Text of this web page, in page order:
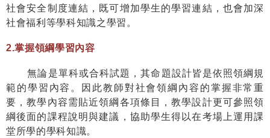
社會安全制度連結，既可增加學生的學習連結，也會加深
社會福利等學科知識之學習。
2.掌握領綱學習內容
無論是單科或合科試題，其命題設計皆是依照領綱規
範的學習內容。因此教師對社會領綱內容的掌握非常重
要，教學內容需貼近領綱各項條目，教學設計更可參照領
綱後面的課程說明與建議，協助學生得以在考場上運用課
堂所學的學科知識。